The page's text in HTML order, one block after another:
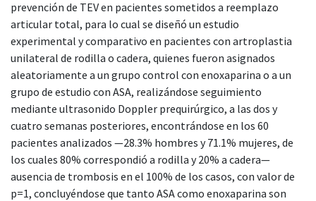
prevención de TEV en pacientes sometidos a reemplazo
articular total, para lo cual se diseñó un estudio
experimental y comparativo en pacientes con artroplastia
unilateral de rodilla o cadera, quienes fueron asignados
aleatoriamente a un grupo control con enoxaparina o a un
grupo de estudio con ASA, realizándose seguimiento
mediante ultrasonido Doppler prequirúrgico, a las dos y
cuatro semanas posteriores, encontrándose en los 60
pacientes analizados —28.3% hombres y 71.1% mujeres, de
los cuales 80% correspondió a rodilla y 20% a cadera—
ausencia de trombosis en el 100% de los casos, con valor de
p=1, concluyéndose que tanto ASA como enoxaparina son